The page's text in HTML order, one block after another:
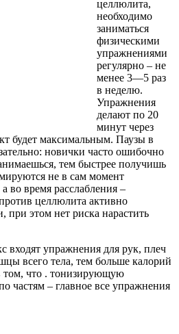
целлюлита,
необходимо
заниматься
физическими
упражнениями
регулярно – не
менее 3—5 раз
в неделю.
Упражнения
делают по 20
минут через
будет максимальным. Паузы в
новички часто ошибочно
тем быстрее получишь
не в сам момент
во время расслабления –
целлюлита активно
при этом нет риска нарастить
упражнения для рук, плеч
всего тела, тем больше калорий
том, что . тонизирующую
частям – главное все упражнения